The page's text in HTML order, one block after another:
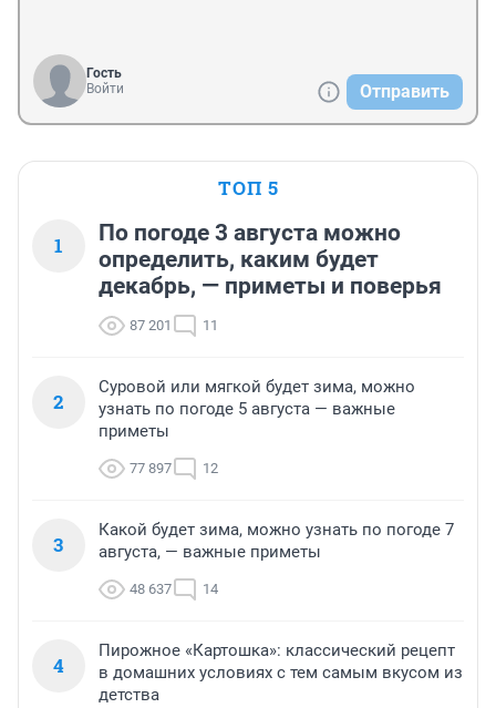
Гость
Войти
Отправить
ТОП 5
1
По погоде 3 августа можно
определить, каким будет
декабрь, — приметы и поверья
87 201 11
2
Суровой или мягкой будет зима, можно
узнать по погоде 5 августа — важные
приметы
77 897 12
3
Какой будет зима, можно узнать по погоде 7
августа, — важные приметы
48 637 14
4
Пирожное «Картошка»: классический рецепт
в домашних условиях с тем самым вкусом из
детства